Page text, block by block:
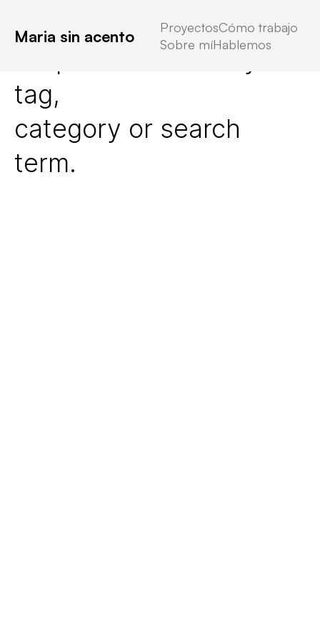
Maria sin acento ProyectosCómo trabajo
Sobre míHablemos
No posts found for your
tag,
category or search
term.